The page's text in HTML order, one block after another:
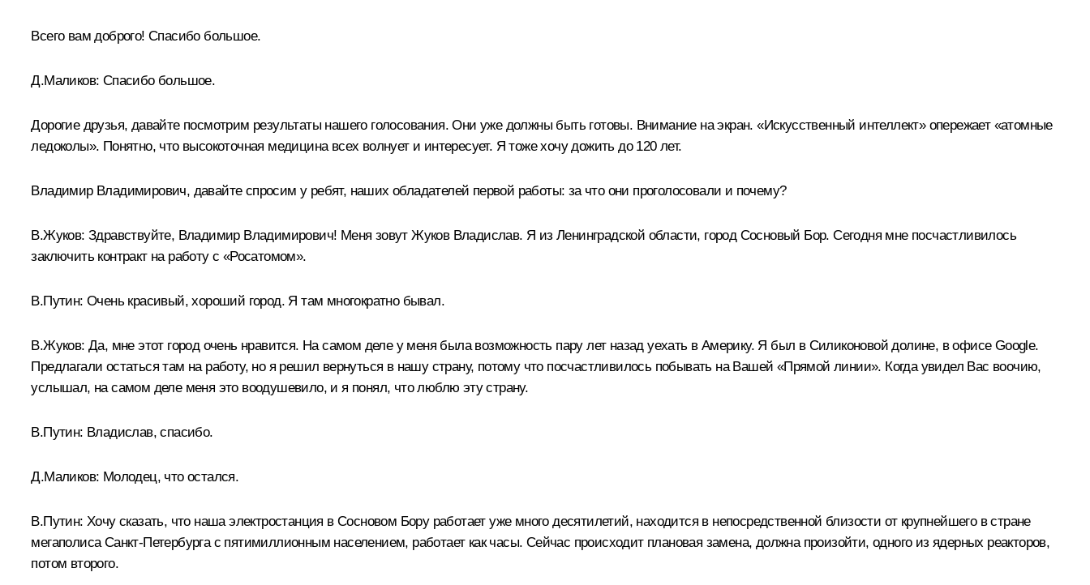
Всего вам доброго! Спасибо большое.
Д.Маликов: Спасибо большое.
Дорогие друзья, давайте посмотрим результаты нашего голосования. Они уже должны быть готовы. Внимание на экран. «Искусственный интеллект» опережает «атомные
ледоколы». Понятно, что высокоточная медицина всех волнует и интересует. Я тоже хочу дожить до 120 лет.
Владимир Владимирович, давайте спросим у ребят, наших обладателей первой работы: за что они проголосовали и почему?
В.Жуков: Здравствуйте, Владимир Владимирович! Меня зовут Жуков Владислав. Я из Ленинградской области, город Сосновый Бор. Сегодня мне посчастливилось
заключить контракт на работу с «Росатомом».
В.Путин: Очень красивый, хороший город. Я там многократно бывал.
В.Жуков: Да, мне этот город очень нравится. На самом деле у меня была возможность пару лет назад уехать в Америку. Я был в Силиконовой долине, в офисе Google.
Предлагали остаться там на работу, но я решил вернуться в нашу страну, потому что посчастливилось побывать на Вашей «Прямой линии». Когда увидел Вас воочию,
услышал, на самом деле меня это воодушевило, и я понял, что люблю эту страну.
В.Путин: Владислав, спасибо.
Д.Маликов: Молодец, что остался.
В.Путин: Хочу сказать, что наша электростанция в Сосновом Бору работает уже много десятилетий, находится в непосредственной близости от крупнейшего в стране
мегаполиса Санкт-Петербурга с пятимиллионным населением, работает как часы. Сейчас происходит плановая замена, должна произойти, одного из ядерных реакторов,
потом второго.